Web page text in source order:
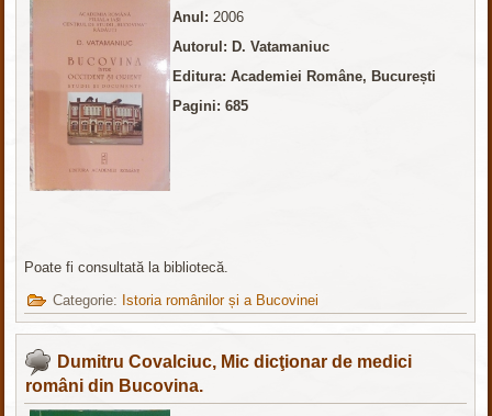
Anul:2006
Autorul: D. Vatamaniuc
Editura: Academiei Române, București
Pagini: 685
Poate fi consultată la bibliotecă.
Categorie: Istoria românilor și a Bucovinei
Dumitru Covalciuc, Mic dicţionar de medici
români din Bucovina.